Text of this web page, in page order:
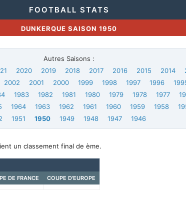
FOOTBALL STATS
DUNKERQUE SAISON 1950
Autres Saisons :
2020 2019 2018 2017 2016 2015 2014
2002 2001 2000 1999 1998 1997 1996
1983 1982 1981 1980 1979 1978 1977
1964 1963 1962 1961 1960 1959 1958
1951 1950 1949 1948 1947 1946
un classement final de ème.
DE FRANCE COUPE D'EUROPE